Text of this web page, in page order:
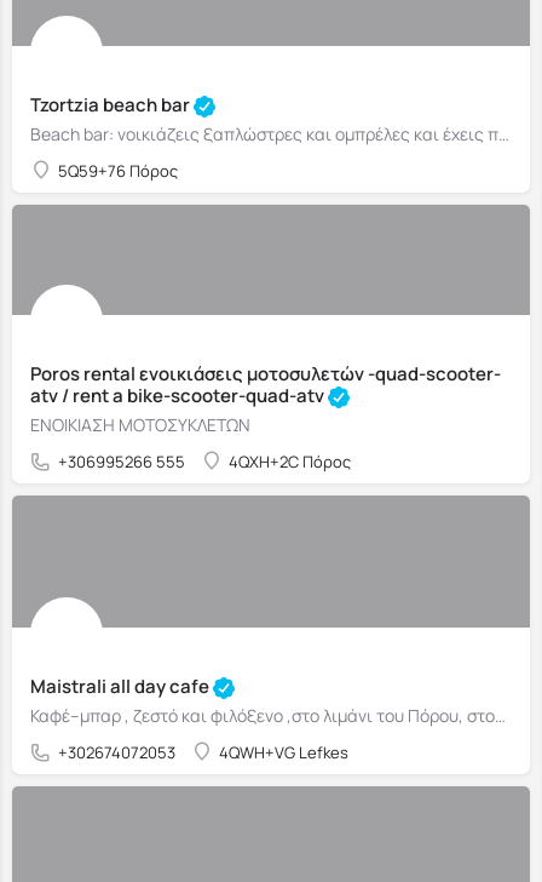
Tzortzia beach bar
Beach bar: νοικιάζεις ξαπλώστρες και ομπρέλες και έχεις πρόσβαση σε ποτά και σνακ για όλη τη διάρκεια της ημέρας.
5Q59+76 Πόρος
Poros rental ενοικιάσεις μοτοσυλετών -quad-scooter-
atv / rent a bike-scooter-quad-atv
ΕΝΟΙΚΙΑΣΗ ΜΟΤΟΣΥΚΛΕΤΩΝ
+306995266 555 4QXH+2C Πόρος
Maistrali all day cafe
Καφέ–μπαρ , ζεστό και φιλόξενο ,στο λιμάνι του Πόρου, στον δρόμο προς το φέρι Κυλλήνη–Πόρος
+302674072053 4QWH+VG Lefkes